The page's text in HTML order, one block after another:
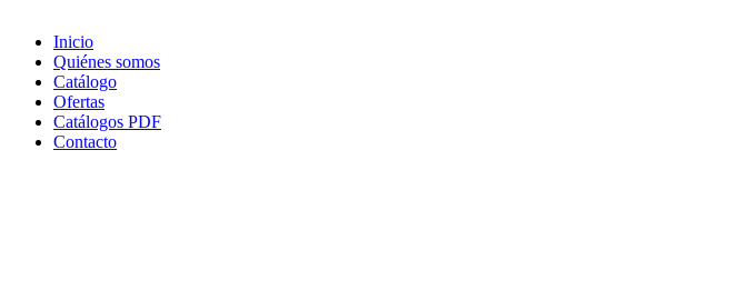
Inicio
Quiénes somos
Catálogo
Ofertas
Catálogos PDF
Contacto